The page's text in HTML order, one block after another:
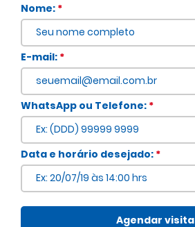
Nome: *
E-mail: *
WhatsApp ou Telefone: *
Data e horário desejado: *
Agendar visita
Voltar